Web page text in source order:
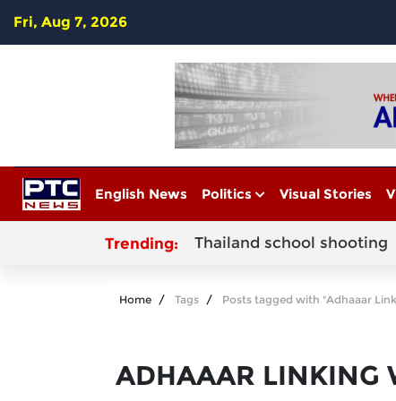
Fri, Aug 7, 2026
English News Politics Visual Stories
Trending: Thailand school shooting
Home Tags Posts tagged with "Adhaaar
ADHAAAR LINKING